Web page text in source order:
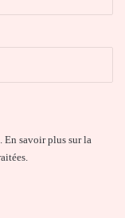
En savoir plus sur la
.